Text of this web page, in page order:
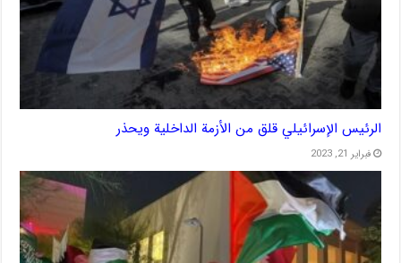
الرئيس الإسرائيلي قلق من الأزمة الداخلية ويحذر
فبراير 21, 2023